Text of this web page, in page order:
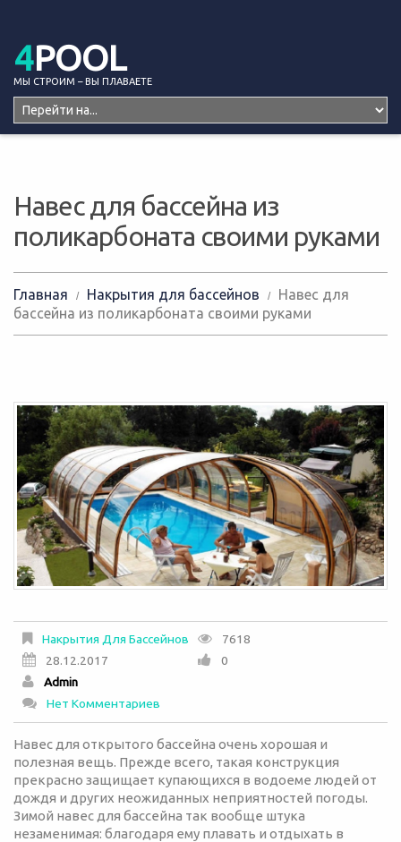
4POOL
МЫ СТРОИМ – ВЫ ПЛАВАЕТЕ
Навес для бассейна из
поликарбоната своими руками
Главная Накрытия для бассейнов
Навес для
бассейна из поликарбоната своими руками
Накрытия Для Бассейнов
28.12.2017
Admin
Нет Комментариев
7618
0
Навес для открытого бассейна очень хорошая и
полезная вещь. Прежде всего, такая конструкция
прекрасно защищает купающихся в водоеме людей от
дождя и других неожиданных неприятностей погоды.
Зимой навес для бассейна так вообще штука
незаменимая: благодаря ему плавать и отдыхать в